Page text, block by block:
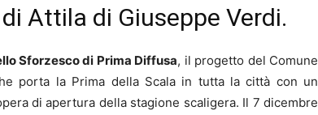
Attila di Giuseppe Verdi.
Sforzesco di Prima Diffusa, il progetto del Comune
porta la Prima della Scala in tutta la città con un
di apertura della stagione scaligera. Il 7 dicembre